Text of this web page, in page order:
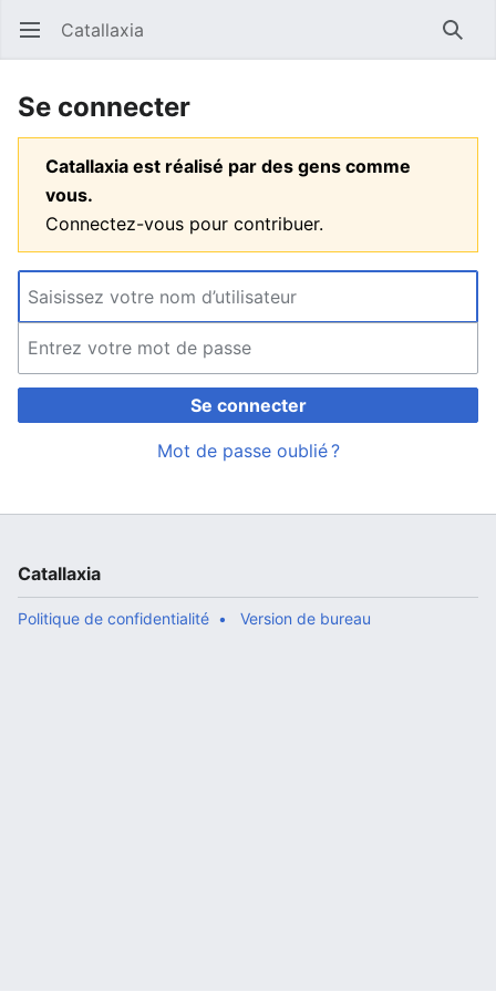
Ouvrir le menu principal Catallaxia
Se connecter
Catallaxia est réalisé par des gens comme
vous.
Connectez-vous pour contribuer.
Se connecter
Mot de passe oublié ?
Catallaxia
Politique de confidentialité Version de bureau